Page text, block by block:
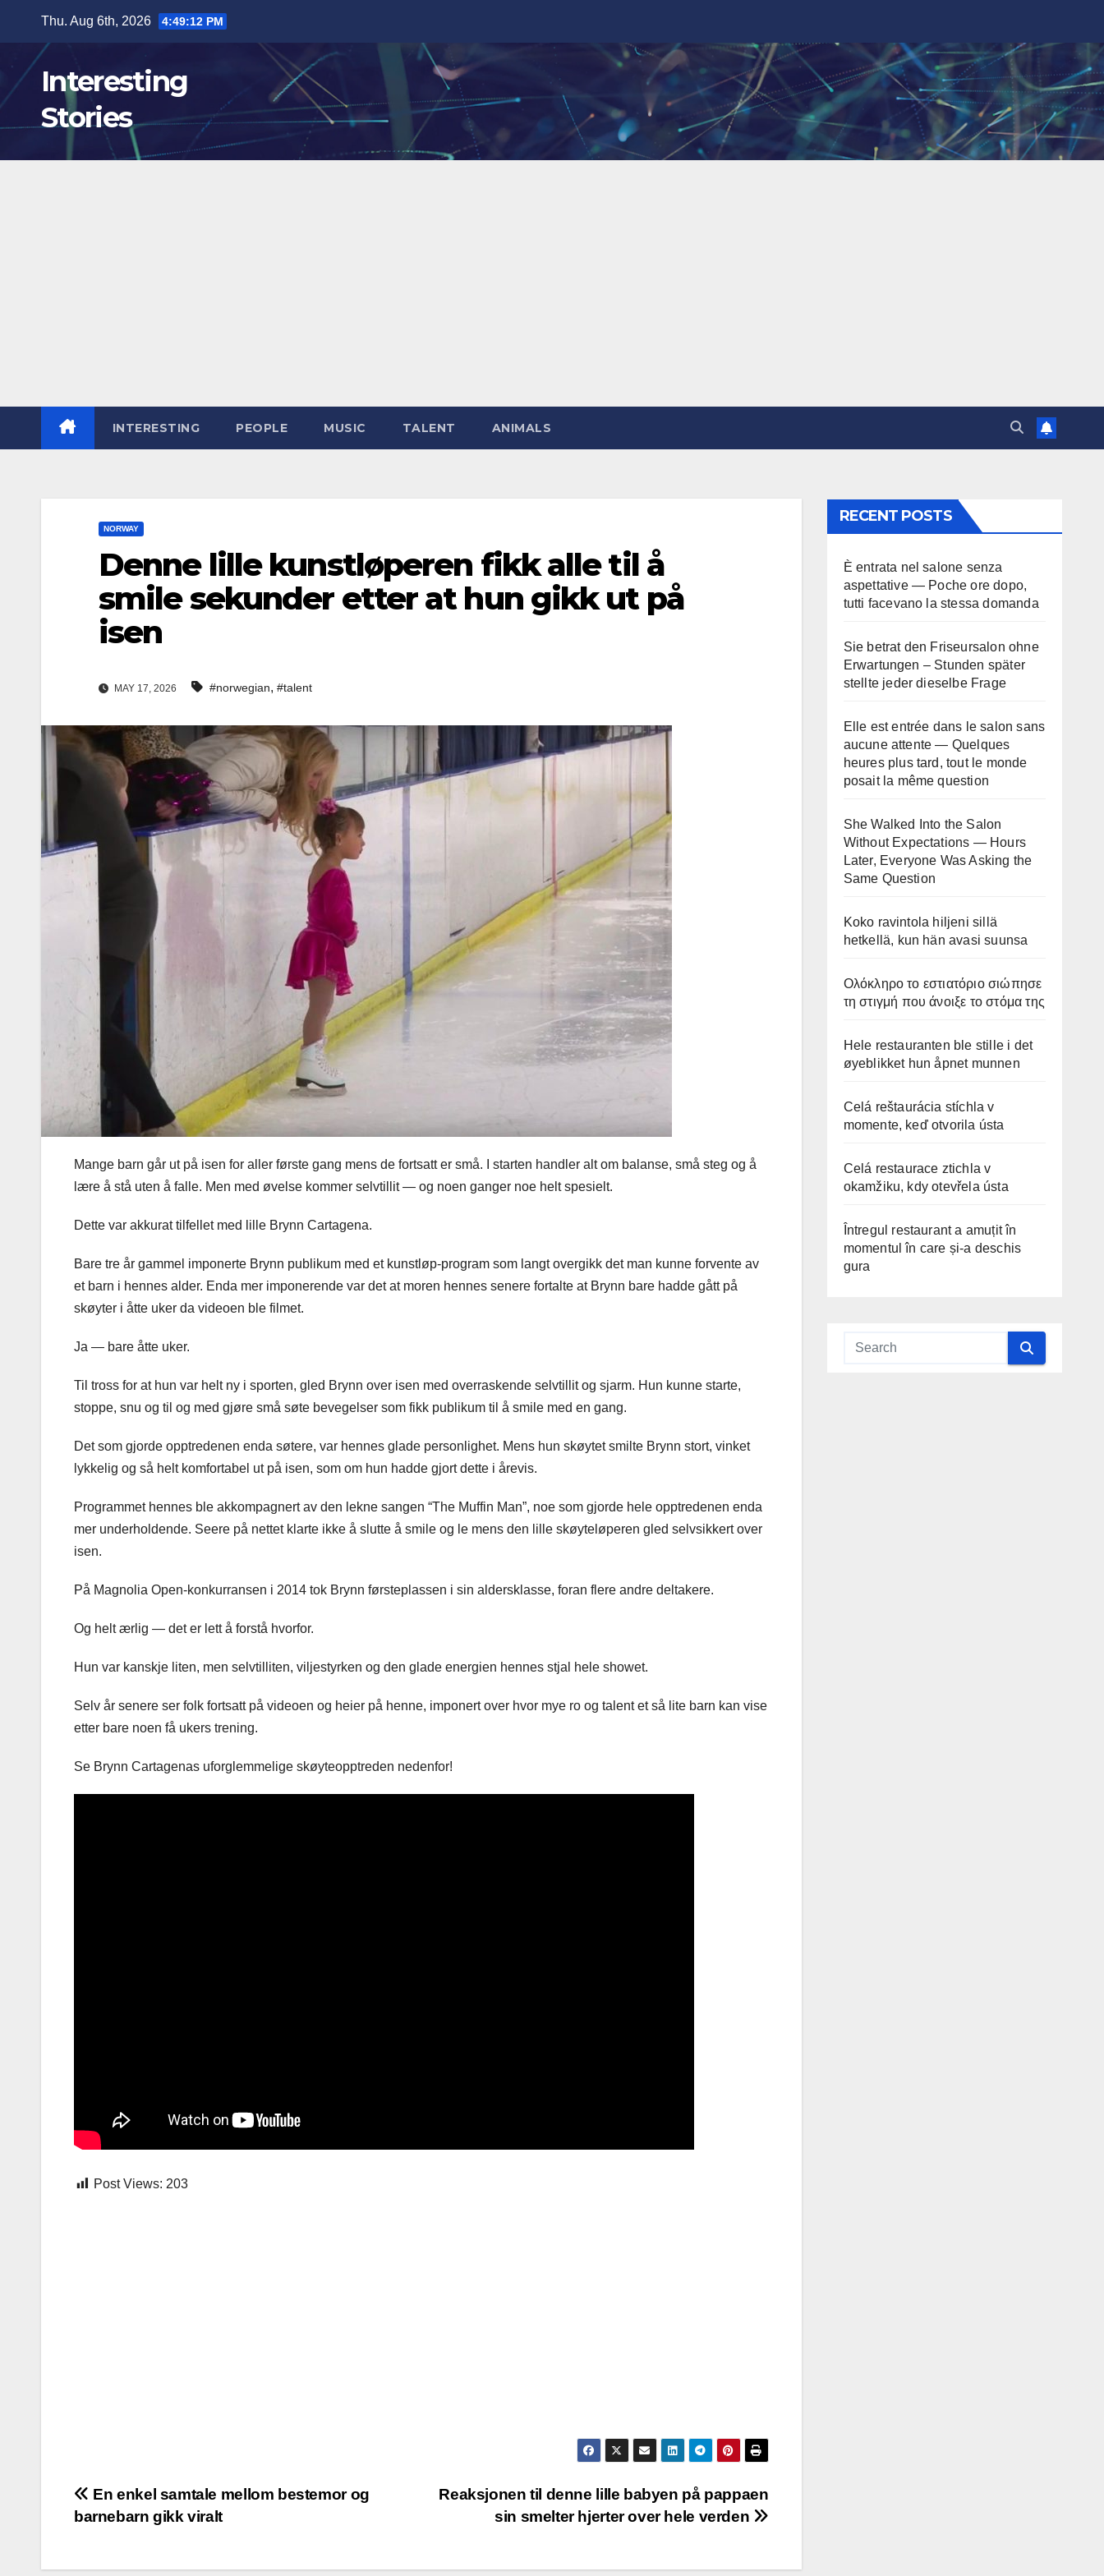
content
Thu. Aug 6th, 2026 4:49:14 PM
Interesting
Stories
INTERESTING PEOPLE MUSIC TALENT ANIMALS
NORWAY
Denne lille kunstløperen fikk alle til å
smile sekunder etter at hun gikk ut på
isen
MAY 17, 2026 #norwegian, #talent
Mange barn går ut på isen for aller første gang mens de fortsatt er små. I starten handler alt om balanse, små steg og å
lære å stå uten å falle. Men med øvelse kommer selvtillit — og noen ganger noe helt spesielt.
Dette var akkurat tilfellet med lille Brynn Cartagena.
Bare tre år gammel imponerte Brynn publikum med et kunstløp-program som langt overgikk det man kunne forvente av
et barn i hennes alder. Enda mer imponerende var det at moren hennes senere fortalte at Brynn bare hadde gått på
skøyter i åtte uker da videoen ble filmet.
Ja — bare åtte uker.
Til tross for at hun var helt ny i sporten, gled Brynn over isen med overraskende selvtillit og sjarm. Hun kunne starte,
stoppe, snu og til og med gjøre små søte bevegelser som fikk publikum til å smile med en gang.
Det som gjorde opptredenen enda søtere, var hennes glade personlighet. Mens hun skøytet smilte Brynn stort, vinket
lykkelig og så helt komfortabel ut på isen, som om hun hadde gjort dette i årevis.
Programmet hennes ble akkompagnert av den lekne sangen “The Muffin Man”, noe som gjorde hele opptredenen enda
mer underholdende. Seere på nettet klarte ikke å slutte å smile og le mens den lille skøyteløperen gled selvsikkert over
isen.
På Magnolia Open-konkurransen i 2014 tok Brynn førsteplassen i sin aldersklasse, foran flere andre deltakere.
Og helt ærlig — det er lett å forstå hvorfor.
Hun var kanskje liten, men selvtilliten, viljestyrken og den glade energien hennes stjal hele showet.
Selv år senere ser folk fortsatt på videoen og heier på henne, imponert over hvor mye ro og talent et så lite barn kan vise
etter bare noen få ukers trening.
Se Brynn Cartagenas uforglemmelige skøyteopptreden nedenfor!
Post Views: 203
Post
navigation
Reaksjonen til denne lille babyen på pappaen
sin smelter hjerter over hele verden
En enkel samtale mellom bestemor og
barnebarn gikk viralt
RECENT POSTS
È entrata nel salone senza
aspettative — Poche ore dopo,
tutti facevano la stessa domanda
Sie betrat den Friseursalon ohne
Erwartungen – Stunden später
stellte jeder dieselbe Frage
Elle est entrée dans le salon sans
aucune attente — Quelques
heures plus tard, tout le monde
posait la même question
She Walked Into the Salon
Without Expectations — Hours
Later, Everyone Was Asking the
Same Question
Koko ravintola hiljeni sillä
hetkellä, kun hän avasi suunsa
Ολόκληρο το εστιατόριο σιώπησε
τη στιγμή που άνοιξε το στόμα της
Hele restauranten ble stille i det
øyeblikket hun åpnet munnen
Celá reštaurácia stíchla v
momente, keď otvorila ústa
Celá restaurace ztichla v
okamžiku, kdy otevřela ústa
Întregul restaurant a amuțit în
momentul în care și-a deschis
gura